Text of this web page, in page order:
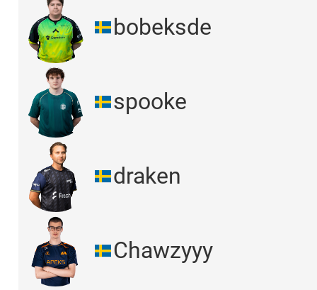
bobeksde
spooke
draken
Chawzyyy